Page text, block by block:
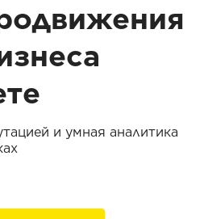
и умная аналитика